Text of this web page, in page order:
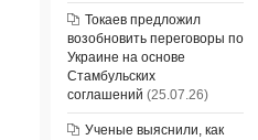
Токаев предложил
возобновить переговоры по
Украине на основе
Стамбульских
соглашений (25.07.26)
Ученые выяснили, как